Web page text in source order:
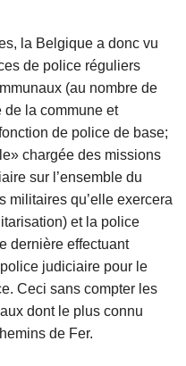
la Belgique a donc vu
de police réguliers
(au nombre de
de la commune et
de police de base;
chargée des missions
sur l’ensemble du
militaires qu’elle exercera
et la police
dernière effectuant
judiciaire pour le
Ceci sans compter les
dont le plus connu
de Fer.